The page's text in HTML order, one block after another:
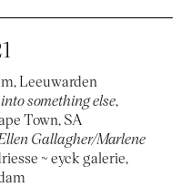
Leeuwarden
something else,
Town, SA
Gallagher/Marlene
~ eyck galerie,